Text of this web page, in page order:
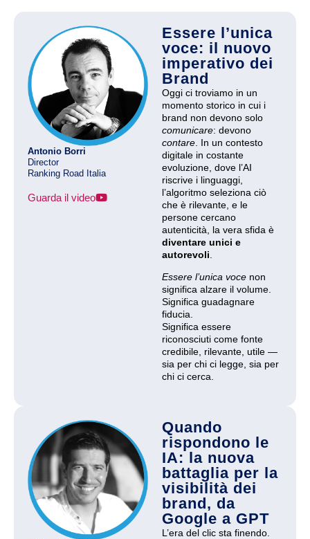
Antonio Borri
Director
Ranking Road Italia
Guarda il video
Essere l’unica
voce: il nuovo
imperativo dei
Brand
Oggi ci troviamo in un
momento storico in cui i
brand non devono solo
comunicare: devono
contare . In un contesto
digitale in costante
evoluzione, dove l’AI
riscrive i linguaggi,
l’algoritmo seleziona ciò
che è rilevante, e le
persone cercano
autenticità, la vera sfida è
diventare unici e
autorevoli
Essere l’unica voce non
significa alzare il volume.
Significa guadagnare
fiducia.
Significa essere
riconosciuti come fonte
credibile, rilevante, utile —
sia per chi ci legge, sia per
chi ci cerca.
Quando
rispondono le
IA: la nuova
battaglia per la
visibilità dei
brand, da
Google a GPT
L’era del clic sta finendo.